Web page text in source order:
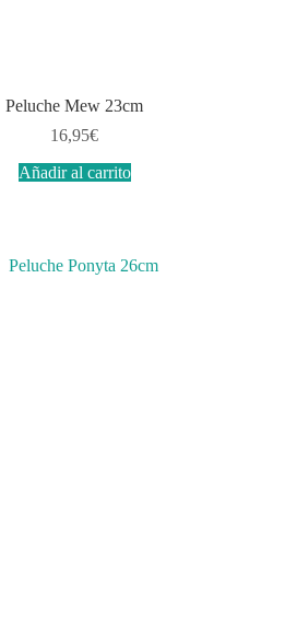
Peluche Mew 23cm
16,95€
Añadir al carrito